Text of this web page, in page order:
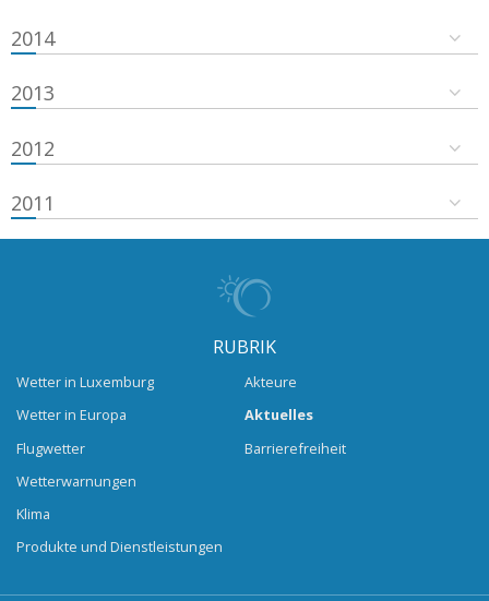
2014
2013
2012
2011
RUBRIK
Wetter in Luxemburg
Wetter in Europa
Flugwetter
Wetterwarnungen
Klima
Produkte und Dienstleistungen
Akteure
Aktuelles
Barrierefreiheit